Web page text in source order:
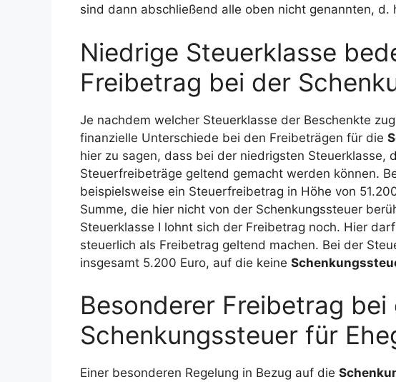
sind dann abschließend alle oben nicht genannten, d.
Niedrige Steuerklasse
Freibetrag bei der
Je nachdem welcher Steuerklasse der Beschenkte
finanzielle Unterschiede bei den Freibeträgen für die
hier zu sagen, dass bei der niedrigsten Steuerklasse,
Steuerfreibeträge geltend gemacht werden können.
beispielsweise ein Steuerfreibetrag in Höhe von
Summe, die hier nicht von der Schenkungssteuer
Steuerklasse I lohnt sich der Freibetrag noch. Hier
steuerlich als Freibetrag geltend machen. Bei der
insgesamt 5.200 Euro, auf die keine
Besonderer Freibetrag bei
Schenkungssteuer für
Einer besonderen Regelung in Bezug auf die